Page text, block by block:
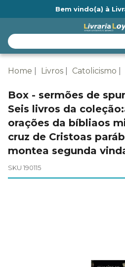
Bem vindo(a) à
Home Livros Catolicismo
Box - sermões de
Seis livros da
orações da bíbliaos
cruz de Cristoas
montea segunda
SKU 190115